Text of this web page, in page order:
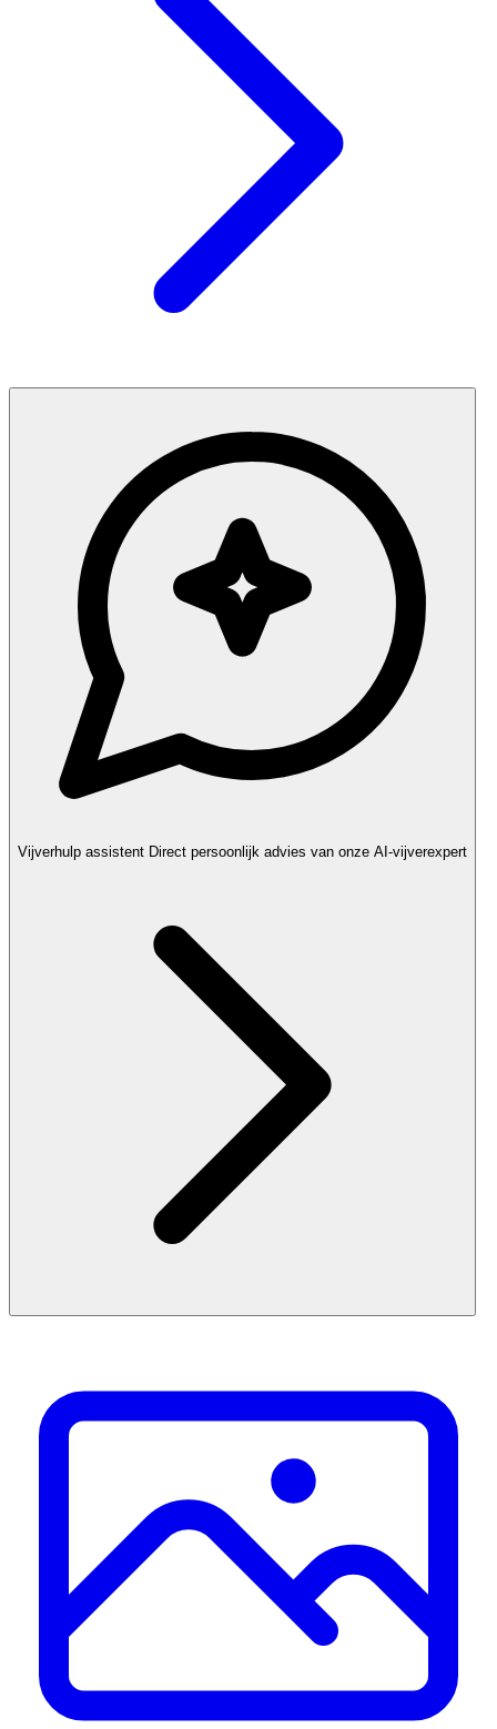
Vijverhulp assistent Direct persoonlijk advies van onze AI-vijverexpert